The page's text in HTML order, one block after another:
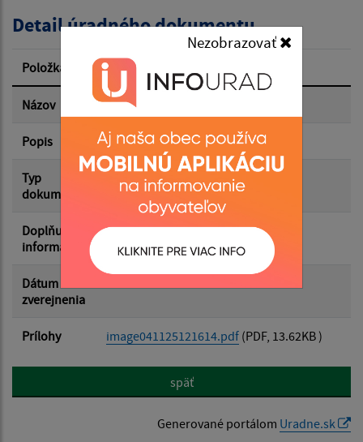
Nezobrazovať
Dátum zverejnenia od:
Dátum zverejnenia do:
Filtrovať Reset
Detail úradného dokumentu
Položka Informácia
Názov Oznámenie o uložení zásielky
Popis Adam Banda
Typ
dokumentu
Uložené zásielky
Doplňujúce
informácie
Dátum
zverejnenia
Prílohy image041125121614.pdf (PDF, 13.62KB )
späť
Generované portálom Uradne.sk